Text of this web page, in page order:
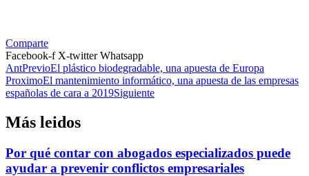
Comparte
Facebook-f X-twitter Whatsapp
AntPrevioEl plástico biodegradable, una apuesta de Europa
ProximoEl mantenimiento informático, una apuesta de las empresas
españolas de cara a 2019Siguiente
Más leidos
Por qué contar con abogados especializados puede
ayudar a prevenir conflictos empresariales